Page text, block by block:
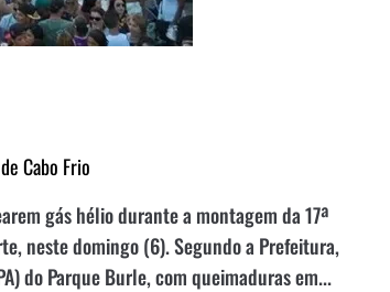
Cabo Frio
gás hélio durante a montagem da 17ª
neste domingo (6). Segundo a Prefeitura,
do Parque Burle, com queimaduras em...